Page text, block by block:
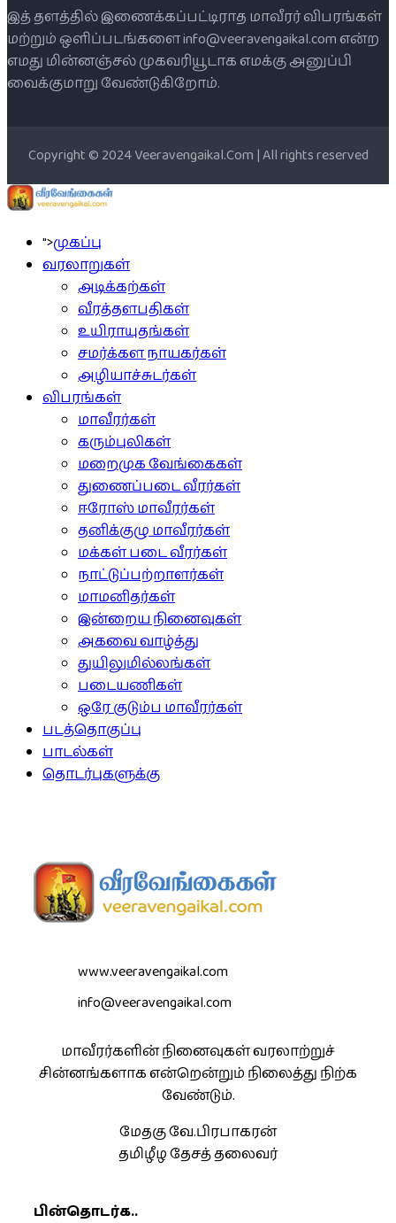
இத் தளத்தில் இணைக்கப்பட்டிராத மாவீரர் விபரங்கள்
மற்றும் ஒளிப்படங்களை info@veeravengaikal.com என்ற
எமது மின்னஞ்சல் முகவரியூடாக எமக்கு அனுப்பி
வைக்குமாறு வேண்டுகிறோம்.
Copyright © 2024 Veeravengaikal.Com | All rights reserved
">முகப்பு
வரலாறுகள்
அடிக்கற்கள்
வீரத்தளபதிகள்
உயிராயுதங்கள்
சமர்க்கள நாயகர்கள்
அழியாச்சுடர்கள்
விபரங்கள்
மாவீரர்கள்
கரும்புலிகள்
மறைமுக வேங்கைகள்
துணைப்படை வீரர்கள்
ஈரோஸ் மாவீரர்கள்
தனிக்குழு மாவீரர்கள்
மக்கள் படை வீரர்கள்
நாட்டுப்பற்றாளர்கள்
மாமனிதர்கள்
இன்றைய நினைவுகள்
அகவை வாழ்த்து
துயிலுமில்லங்கள்
படையணிகள்
ஒரே குடும்ப மாவீரர்கள்
படத்தொகுப்பு
பாடல்கள்
தொடர்புகளுக்கு
www.veeravengaikal.com
info@veeravengaikal.com
மாவீரர்களின் நினைவுகள் வரலாற்றுச்
சின்னங்களாக என்றென்றும் நிலைத்து நிற்க
வேண்டும்.
மேதகு வே.பிரபாகரன்
தமிழீழ தேசத் தலைவர்
பின்தொடர்க..